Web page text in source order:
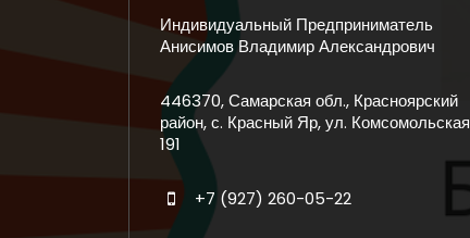
Индивидуальный Предприниматель
Анисимов Владимир Александрович
446370, Самарская обл., Красноярский
район, с. Красный Яр, ул. Комсомольская
191
+7 (927) 260-05-22